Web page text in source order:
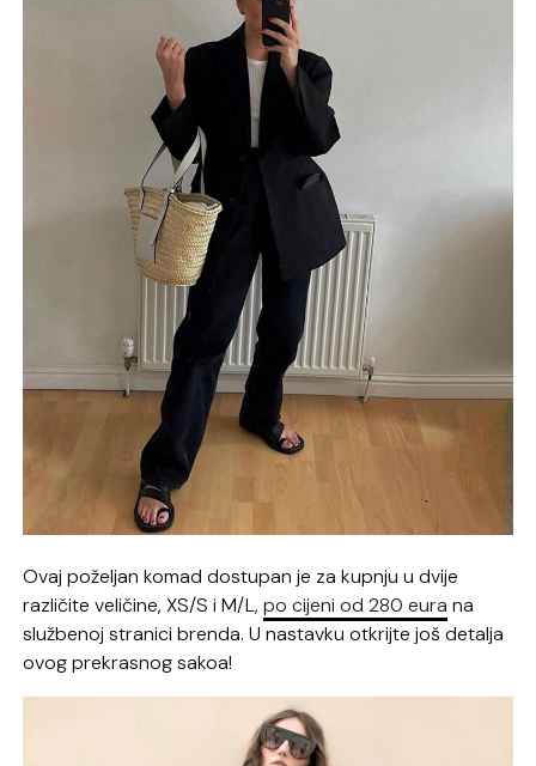
Ovaj poželjan komad dostupan je za kupnju u dvije
različite veličine, XS/S i M/L,po cijeni od 280 eura na
službenoj stranici brenda. U nastavku otkrijte još detalja
ovog prekrasnog sakoa!